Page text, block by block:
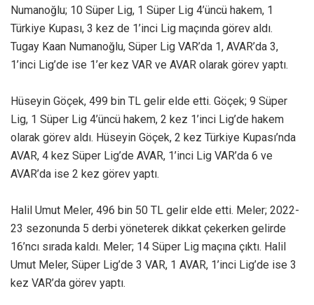
Numanoğlu; 10 Süper Lig, 1 Süper Lig 4’üncü hakem, 1
Türkiye Kupası, 3 kez de 1’inci Lig maçında görev aldı.
Tugay Kaan Numanoğlu, Süper Lig VAR’da 1, AVAR’da 3,
1’inci Lig’de ise 1’er kez VAR ve AVAR olarak görev yaptı.
Hüseyin Göçek, 499 bin TL gelir elde etti. Göçek; 9 Süper
Lig, 1 Süper Lig 4’üncü hakem, 2 kez 1’inci Lig’de hakem
olarak görev aldı. Hüseyin Göçek, 2 kez Türkiye Kupası’nda
AVAR, 4 kez Süper Lig’de AVAR, 1’inci Lig VAR’da 6 ve
AVAR’da ise 2 kez görev yaptı.
Halil Umut Meler, 496 bin 50 TL gelir elde etti. Meler; 2022-
23 sezonunda 5 derbi yöneterek dikkat çekerken gelirde
16’ncı sırada kaldı. Meler; 14 Süper Lig maçına çıktı. Halil
Umut Meler, Süper Lig’de 3 VAR, 1 AVAR, 1’inci Lig’de ise 3
kez VAR’da görev yaptı.